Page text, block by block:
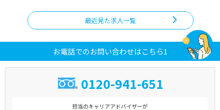
最近見た求人一覧
お電話でのお問い合わせはこちら1
0120-941-651
担当のキャリアアドバイザーが